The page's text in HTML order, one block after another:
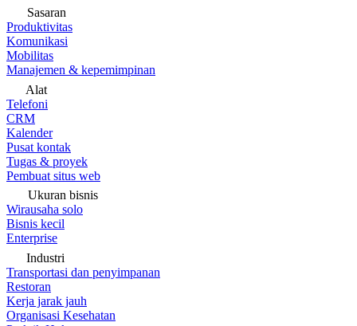
Sasaran
Produktivitas
Komunikasi
Mobilitas
Manajemen & kepemimpinan
Alat
Telefoni
CRM
Kalender
Pusat kontak
Tugas & proyek
Pembuat situs web
Ukuran bisnis
Wirausaha solo
Bisnis kecil
Enterprise
Industri
Transportasi dan penyimpanan
Restoran
Kerja jarak jauh
Organisasi Kesehatan